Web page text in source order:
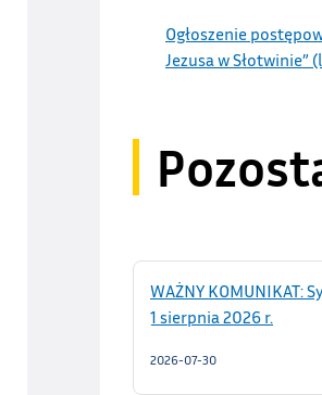
Ogłoszenie
Jezusa w Słotwinie”
WAŻNY KOMUNIKAT:
1 sierpnia 2026 r.
2026-07-30